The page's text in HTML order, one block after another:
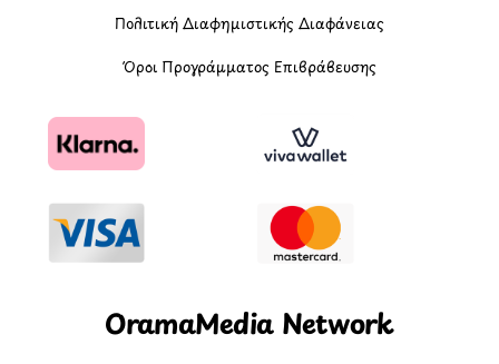
Πολιτική Διαφημιστικής Διαφάνειας
Όροι Προγράμματος Επιβράβευσης
OramaMedia Network